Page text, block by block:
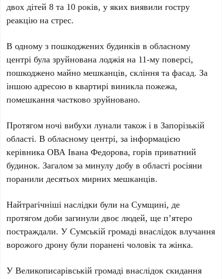
двох дітей8 та 10 років, у яких виявили гостру
реакцію на стрес.
В одному з пошкоджених будинків в обласному
центрі була зруйнована лоджія на 11-му поверсі,
пошкоджено майно мешканців, скління та фасад. За
іншою адресою в квартирі виникла пожежа,
помешкання частково зруйновано.
Протягом ночі вибухи лунали також і вЗапорізькій
області. В обласному центрі, за інформацією
керівникаОВА Івана Федорова, горів приватний
будинок. Загалом за минулу добу в області росіяни
поранилидесятьох мирних мешканців.
Найтрагічніші наслідки були наСумщині, де
протягом доби загинулидвоє людей, щеп’ятеро
постраждали. УСумській громаді внаслідок влучання
ворожого дрону були поранені чоловік та жінка.
УВеликописарівській громаді внаслідок скидання